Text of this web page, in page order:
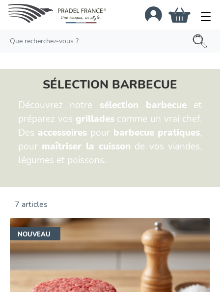
SÉLECTION BARBECUE
Découvrez notre sélection barbecueet
préparez vos grilladescomme un vrai chef.
Des accessoires pour barbecue pratiques,
pour maîtriser la cuisson de vos viandes,
légumes et poissons.
7 articles
NOUVEAU
×